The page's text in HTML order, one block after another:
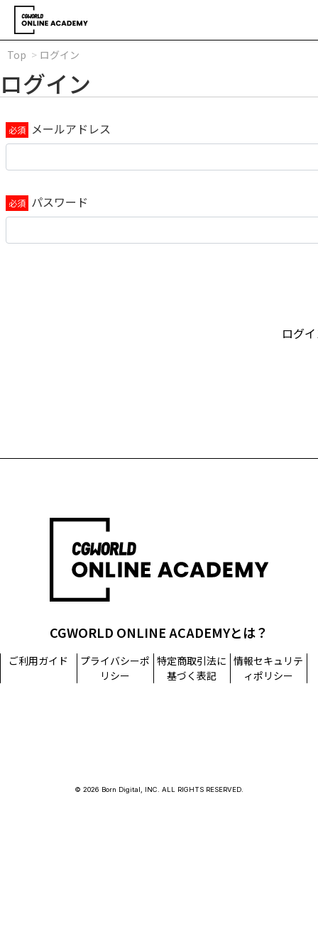
Top ログイン
ログイン
メールアドレス
パスワード
ログ
CGWORLD ONLINE ACADEMYとは？
ご利用ガイド
プライバシーポ
リシー
特定商取引法に
基づく表記
情報セキュリテ
ィポリシー
© 2026 Born Digital, INC. ALL RIGHTS RESERVED.